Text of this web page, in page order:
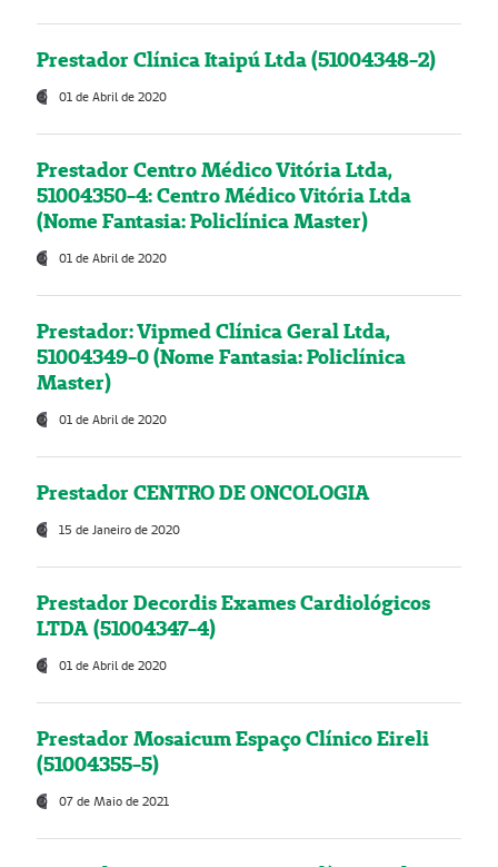
Prestador Clínica Itaipú Ltda (51004348-2)
01 de Abril de 2020
Prestador Centro Médico Vitória Ltda,
51004350-4: Centro Médico Vitória Ltda
(Nome Fantasia: Policlínica Master)
01 de Abril de 2020
Prestador: Vipmed Clínica Geral Ltda,
51004349-0 (Nome Fantasia: Policlínica
Master)
01 de Abril de 2020
Prestador CENTRO DE ONCOLOGIA
15 de Janeiro de 2020
Prestador Decordis Exames Cardiológicos
LTDA (51004347-4)
01 de Abril de 2020
Prestador Mosaicum Espaço Clínico Eireli
(51004355-5)
07 de Maio de 2021